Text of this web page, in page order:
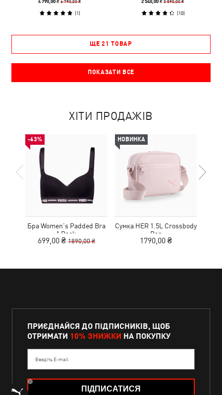
4 790,00 ₴
(1)
2 540,00 ₴
(10)
ЩЕ 21 ТОВАР
ПОКАЗАТИ ВСЕ
ХІТИ ПРОДАЖІВ
-63%
Бра Women's Padded Bra
1 Pack
699,00 ₴ 1890,00 ₴
НОВИНКА
Сумка HER 1.5L Crossbody
Bag
1790,00 ₴
ПРИЄДНАЙСЯ ДО ПІДПИСНИКІВ, ЩОБ
ОТРИМАТИ 10% ЗНИЖКИ НА ПОКУПКУ
Введіть E-mail
ПІДПИСАТИСЯ